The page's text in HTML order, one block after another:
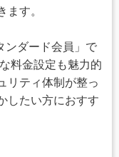
ます。
ンダード会員」で
料金設定も魅力的
リティ体制が整っ
したい方におすす